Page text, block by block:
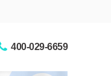
400-029-6659